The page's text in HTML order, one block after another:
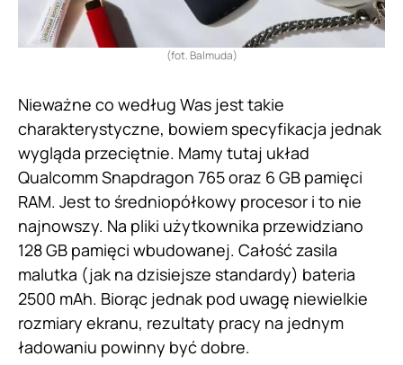
(fot. Balmuda)
Nieważne co według Was jest takie
charakterystyczne, bowiem specyfikacja jednak
wygląda przeciętnie. Mamy tutaj układ
Qualcomm Snapdragon 765 oraz 6 GB pamięci
RAM. Jest to średniopółkowy procesor i to nie
najnowszy. Na pliki użytkownika przewidziano
128 GB pamięci wbudowanej. Całość zasila
malutka (jak na dzisiejsze standardy) bateria
2500 mAh. Biorąc jednak pod uwagę niewielkie
rozmiary ekranu, rezultaty pracy na jednym
ładowaniu powinny być dobre.